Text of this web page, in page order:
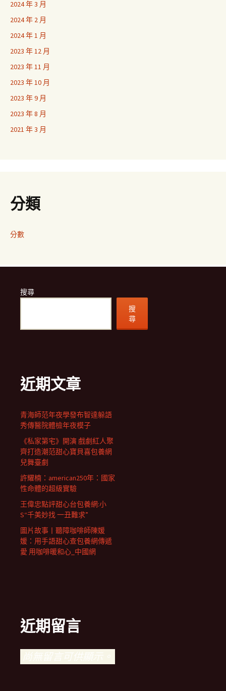
2024 年 3 月
2024 年 2 月
2024 年 1 月
2023 年 12 月
2023 年 11 月
2023 年 10 月
2023 年 9 月
2023 年 8 月
2021 年 3 月
分類
分數
搜尋
搜
尋
近期文章
青海師范年夜學發布智達躲語
秀傳醫院體檢年夜模子
《私家第宅》開演 戲劇紅人聚
齊打造潮范甜心寶貝喜包養網
兒舞臺劇
許耀楠：american250年：國家
性命體的超級實驗
王偉忠點評甜心台包養網:小
S“千美妙找 一丑難求”
圖片故事丨聽障咖啡師陳媛
媛：用手語甜心查包養網傳遞
愛 用咖啡暖和心_中國網
近期留言
尚無留言可供顯示。